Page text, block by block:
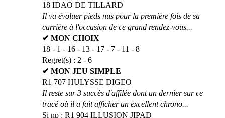
18 IDAO DE TILLARD
Il va évoluer pieds nus pour la première fois de sa
carrière à l'occasion de ce grand rendez-vous...
✔ MON CHOIX
18 - 1 - 16 - 13 - 17 - 7 - 11 - 8
Regret(s) : 2 - 6
✔ MON JEU SIMPLE
R1 707 HULYSSE DIGEO
Il reste sur 3 succès d'affilée dont un dernier sur ce
tracé où il a fait afficher un excellent chrono...
Si np : R1 904 ILLUSION JIPAD